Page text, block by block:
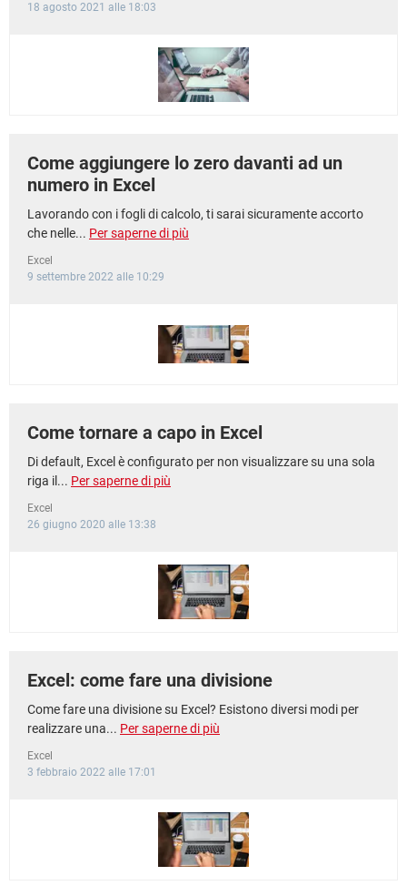
18 agosto 2021 alle 18:03
Come aggiungere lo zero davanti ad un
numero in Excel
Lavorando con i fogli di calcolo, ti sarai sicuramente accorto
che nelle... Per saperne di più
Excel
9 settembre 2022 alle 10:29
Come tornare a capo in Excel
Di default, Excel è configurato per non visualizzare su una sola
riga il... Per saperne di più
Excel
26 giugno 2020 alle 13:38
Excel: come fare una divisione
Come fare una divisione su Excel? Esistono diversi modi per
realizzare una... Per saperne di più
Excel
3 febbraio 2022 alle 17:01